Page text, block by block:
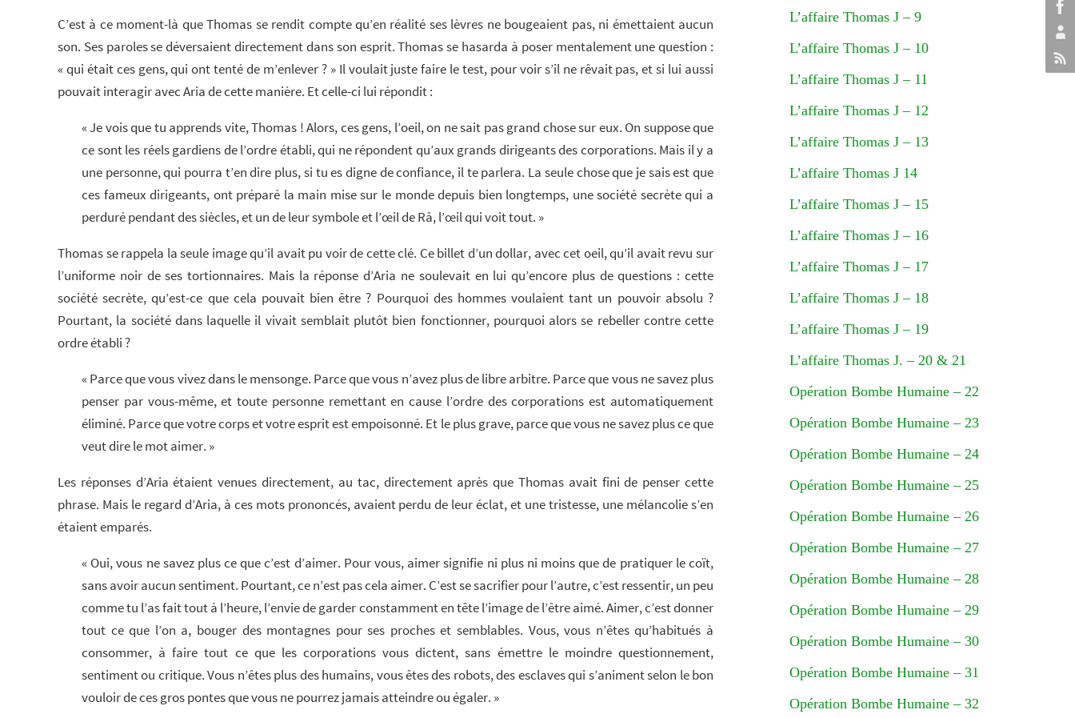
C’est à ce moment-là que Thomas se rendit compte qu’en réalité ses lèvres ne bougeaient pas, ni émettaient aucun
son. Ses paroles se déversaient directement dans son esprit. Thomas se hasarda à poser mentalement une question :
« qui était ces gens, qui ont tenté de m’enlever ? » Il voulait juste faire le test, pour voir s’il ne rêvait pas, et si lui aussi
pouvait interagir avec Aria de cette manière. Et celle-ci lui répondit :
« Je vois que tu apprends vite, Thomas ! Alors, ces gens, l’oeil, on ne sait pas grand chose sur eux. On suppose que
ce sont les réels gardiens de l’ordre établi, qui ne répondent qu’aux grands dirigeants des corporations. Mais il y a
une personne, qui pourra t’en dire plus, si tu es digne de confiance, il te parlera. La seule chose que je sais est que
ces fameux dirigeants, ont préparé la main mise sur le monde depuis bien longtemps, une société secrète qui a
perduré pendant des siècles, et un de leur symbole et l’œil de Râ, l’œil qui voit tout. »
Thomas se rappela la seule image qu’il avait pu voir de cette clé. Ce billet d’un dollar, avec cet oeil, qu’il avait revu sur
l’uniforme noir de ses tortionnaires. Mais la réponse d’Aria ne soulevait en lui qu’encore plus de questions : cette
société secrète, qu’est-ce que cela pouvait bien être ? Pourquoi des hommes voulaient tant un pouvoir absolu ?
Pourtant, la société dans laquelle il vivait semblait plutôt bien fonctionner, pourquoi alors se rebeller contre cette
ordre établi ?
« Parce que vous vivez dans le mensonge. Parce que vous n’avez plus de libre arbitre. Parce que vous ne savez plus
penser par vous-même, et toute personne remettant en cause l’ordre des corporations est automatiquement
éliminé. Parce que votre corps et votre esprit est empoisonné. Et le plus grave, parce que vous ne savez plus ce que
veut dire le mot aimer. »
Les réponses d’Aria étaient venues directement, au tac, directement après que Thomas avait fini de penser cette
phrase. Mais le regard d’Aria, à ces mots prononcés, avaient perdu de leur éclat, et une tristesse, une mélancolie s’en
étaient emparés.
« Oui, vous ne savez plus ce que c’est d’aimer. Pour vous, aimer signifie ni plus ni moins que de pratiquer le coït,
sans avoir aucun sentiment. Pourtant, ce n’est pas cela aimer. C’est se sacrifier pour l’autre, c’est ressentir, un peu
comme tu l’as fait tout à l’heure, l’envie de garder constamment en tête l’image de l’être aimé. Aimer, c’est donner
tout ce que l’on a, bouger des montagnes pour ses proches et semblables. Vous, vous n’êtes qu’habitués à
consommer, à faire tout ce que les corporations vous dictent, sans émettre le moindre questionnement,
sentiment ou critique. Vous n’êtes plus des humains, vous êtes des robots, des esclaves qui s’animent selon le bon
vouloir de ces gros pontes que vous ne pourrez jamais atteindre ou égaler. »
L’affaire Thomas J – 9
L’affaire Thomas J – 10
L’affaire Thomas J – 11
L’affaire Thomas J – 12
L’affaire Thomas J – 13
L’affaire Thomas J 14
L’affaire Thomas J – 15
L’affaire Thomas J – 16
L’affaire Thomas J – 17
L’affaire Thomas J – 18
L’affaire Thomas J – 19
L’affaire Thomas J. – 20 & 21
Opération Bombe Humaine – 22
Opération Bombe Humaine – 23
Opération Bombe Humaine – 24
Opération Bombe Humaine – 25
Opération Bombe Humaine – 26
Opération Bombe Humaine – 27
Opération Bombe Humaine – 28
Opération Bombe Humaine – 29
Opération Bombe Humaine – 30
Opération Bombe Humaine – 31
Opération Bombe Humaine – 32